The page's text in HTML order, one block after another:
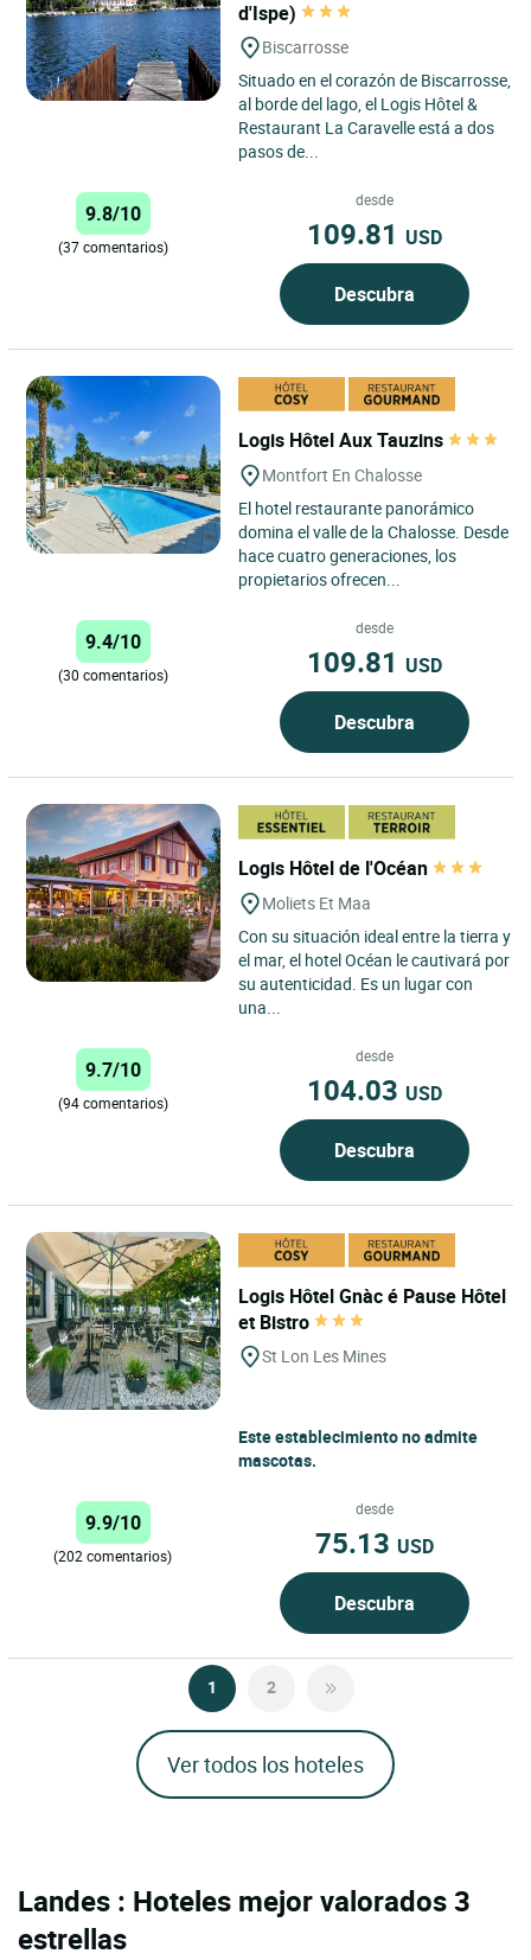
d'Ispe)
Biscarrosse
Situado en el corazón de Biscarrosse,
al borde del lago, el Logis Hôtel &
Restaurant La Caravelle está a dos
pasos de...
9.8/10
(37 comentarios)
desde
109.81 USD
Descubra
Logis Hôtel Aux Tauzins
Montfort En Chalosse
El hotel restaurante panorámico
domina el valle de la Chalosse. Desde
hace cuatro generaciones, los
propietarios ofrecen...
9.4/10
(30 comentarios)
desde
109.81 USD
Descubra
Logis Hôtel de l'Océan
Moliets Et Maa
Con su situación ideal entre la tierra y
el mar, el hotel Océan le cautivará por
su autenticidad. Es un lugar con
una...
9.7/10
(94 comentarios)
desde
104.03 USD
Descubra
Logis Hôtel Gnàc é Pause Hôtel
et Bistro
St Lon Les Mines
Este establecimiento no admite
mascotas.
9.9/10
(202 comentarios)
desde
75.13 USD
Descubra
1 2
Ver todos los hoteles
Landes : Hoteles mejor valorados 3
estrellas